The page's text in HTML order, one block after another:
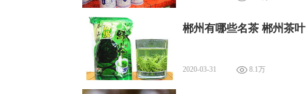
郴州有哪些名茶 郴州茶叶
2020-03-31 8.1万